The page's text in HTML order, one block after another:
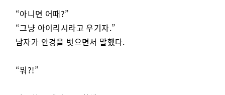
“아니면 어때?”
“그냥 아이리시라고 우기자.”
남자가 안경을 벗으면서 말했다.
“뭐?!”